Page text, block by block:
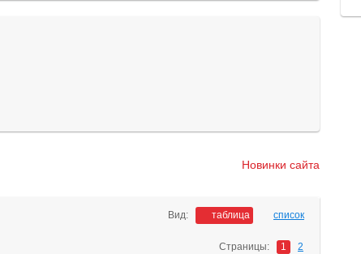
Новинки сайта
Вид: таблица список
Страницы: 1 2